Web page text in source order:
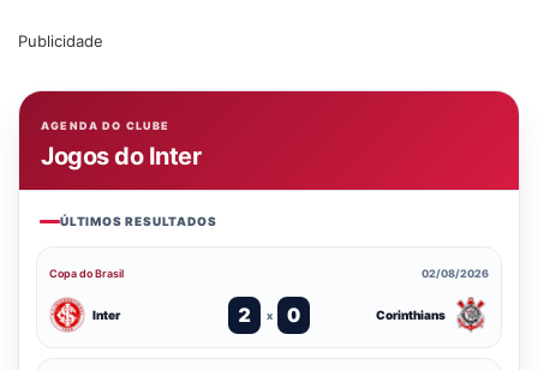
Publicidade
AGENDA DO CLUBE
Jogos do Inter
ÚLTIMOS RESULTADOS
Copa do Brasil 02/08/2026
Inter 2 x 0 Corinthians